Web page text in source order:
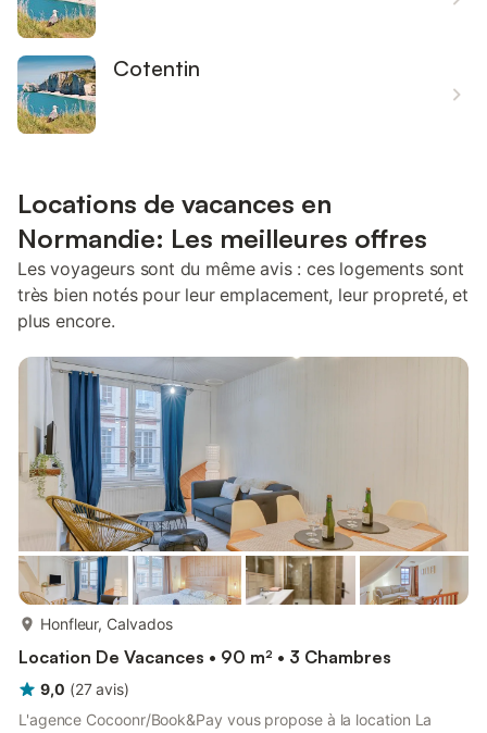
Cotentin
Locations de vacances en
Normandie: Les meilleures offres
Les voyageurs sont du même avis : ces logements sont
très bien notés pour leur emplacement, leur propreté, et
plus encore.
Honfleur, Calvados
Location De Vacances • 90 m² • 3 Chambres
9,0 (27 avis)
L'agence Cocoonr/Book&Pay vous propose à la location La